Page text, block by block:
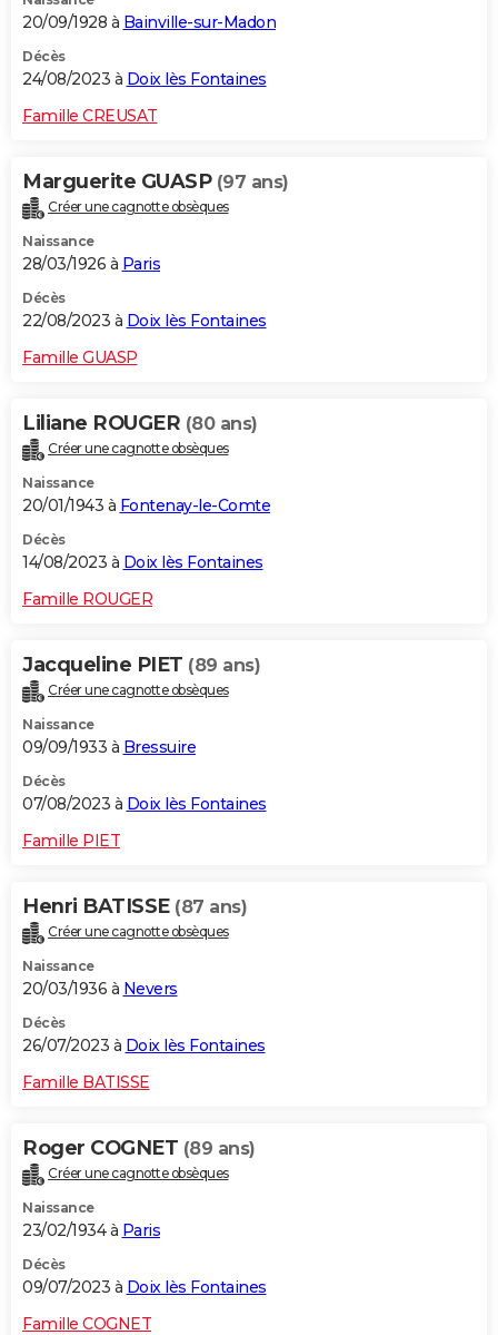
20/09/1928 à Bainville-sur-Madon
Décès
24/08/2023 à Doix lès Fontaines
Famille CREUSAT
Marguerite GUASP (97 ans)
Créer une cagnotte obsèques
Naissance
28/03/1926 à Paris
Décès
22/08/2023 à Doix lès Fontaines
Famille GUASP
Liliane ROUGER (80 ans)
Créer une cagnotte obsèques
Naissance
20/01/1943 à Fontenay-le-Comte
Décès
14/08/2023 à Doix lès Fontaines
Famille ROUGER
Jacqueline PIET (89 ans)
Créer une cagnotte obsèques
Naissance
09/09/1933 à Bressuire
Décès
07/08/2023 à Doix lès Fontaines
Famille PIET
Henri BATISSE (87 ans)
Créer une cagnotte obsèques
Naissance
20/03/1936 à Nevers
Décès
26/07/2023 à Doix lès Fontaines
Famille BATISSE
Roger COGNET (89 ans)
Créer une cagnotte obsèques
Naissance
23/02/1934 à Paris
Décès
09/07/2023 à Doix lès Fontaines
Famille COGNET